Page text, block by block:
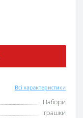
Всі характеристики
Набори
Іграшки